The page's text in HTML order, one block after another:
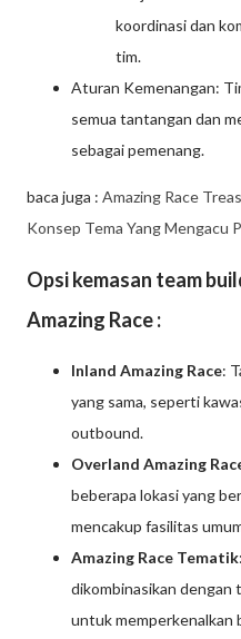
koordinasi dan
tim.
Aturan Kemenangan:
semua tantangan dan
sebagai pemenang.
baca juga : Amazing Race
Konsep Tema Yang Mengacu
Opsi kemasan team
Amazing Race :
Inland Amazing Race:
yang sama, seperti
outbound.
Overland Amazing
beberapa lokasi yang
mencakup fasilitas
Amazing Race Tematik
dikombinasikan
untuk memperkenalkan